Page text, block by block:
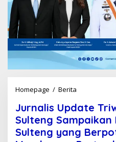
Homepage / Berita
r
n
a
l
Jurnalis Update
Sulteng
Sulteng yang